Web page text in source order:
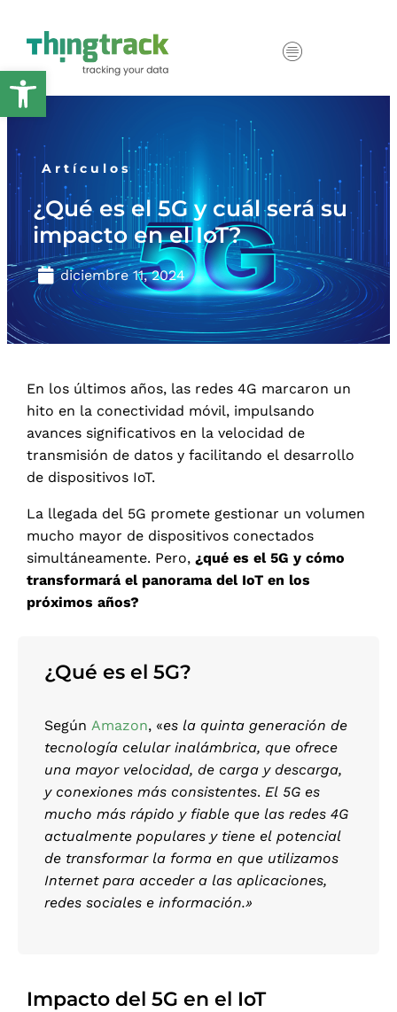
Abrir barra de herramientas
Artículos
¿Qué es el 5G y cuál será su
impacto en el IoT?
diciembre 11, 2024
En los últimos años, las redes 4G marcaron un
hito en la conectividad móvil, impulsando
avances significativos en la velocidad de
transmisión de datos y facilitando el desarrollo
de dispositivos IoT.
La llegada del 5G promete gestionar un volumen
mucho mayor de dispositivos conectados
simultáneamente. Pero, ¿qué es el 5G y cómo
transformará el panorama del IoT en los
próximos años?
¿Qué es el 5G?
Según Amazon, «es la quinta generación de
tecnología celular inalámbrica, que ofrece
una mayor velocidad, de carga y descarga,
y conexiones más consistentes. El 5G es
mucho más rápido y fiable que las redes 4G
actualmente populares y tiene el potencial
de transformar la forma en que utilizamos
Internet para acceder a las aplicaciones,
redes sociales e información.»
Impacto del 5G en el IoT